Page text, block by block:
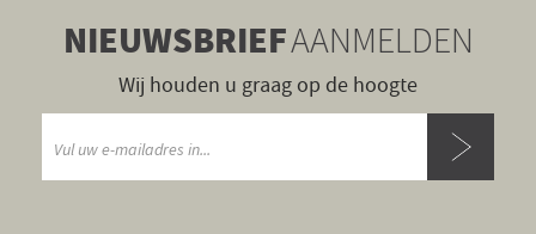
NIEUWSBRIEFAANMELDEN
Wij houden u graag op de hoogte